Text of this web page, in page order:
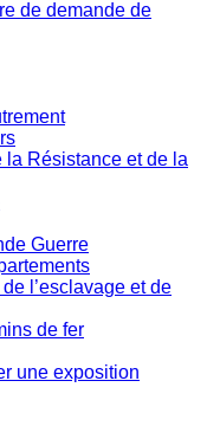
de demande de
Résistance et de la
Guerre
l’esclavage et de
de fer
une exposition